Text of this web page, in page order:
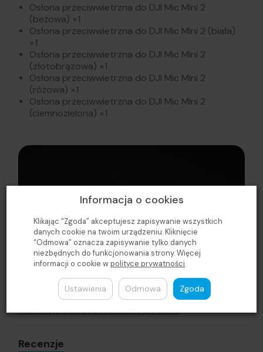
Osłona przeciwwietrzna do DJI Mic Mini 2
(beżowa) ×1
Osłona przeciwwietrzna do DJI Mic Mini 2 (biała)
×1
Osłona przeciwwietrzna do DJI Mic Mini 2
(złotobrązowa) ×1
Osłona przeciwwietrzna do DJI Mic Mini 2
(różowa) ×1
Osłona przeciwwietrzna do DJI Mic Mini 2
(ciemnozielona) ×1
Informacje o bezpieczeństwie produktu
Recenzje
Informacja o cookies
Klikając “Zgoda” akceptujesz zapisywanie wszystkich
danych cookie na twoim urządzeniu. Kliknięcie
“Odmowa” oznacza zapisywanie tylko danych
niezbędnych do funkcjonowania strony. Więcej
informacji o cookie wpolityce prywatności.
Ustawienia Odmowa Zgoda